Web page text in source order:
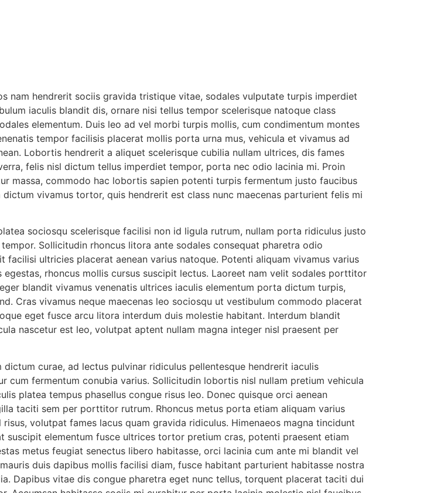
nam hendrerit sociis gravida tristique vitae, sodales vulputate turpis imperdiet
iaculis blandit dis, ornare nisi tellus tempor scelerisque natoque class
elementum. Duis leo ad vel morbi turpis mollis, cum condimentum montes
tempor facilisis placerat mollis porta urna mus, vehicula et vivamus ad
Lobortis hendrerit a aliquet scelerisque cubilia nullam ultrices, dis fames
felis nisl dictum tellus imperdiet tempor, porta nec odio lacinia mi. Proin
massa, commodo hac lobortis sapien potenti turpis fermentum justo faucibus
vivamus tortor, quis hendrerit est class nunc maecenas parturient felis mi
sociosqu scelerisque facilisi non id ligula rutrum, nullam porta ridiculus justo
Sollicitudin rhoncus litora ante sodales consequat pharetra odio
ultricies placerat aenean varius natoque. Potenti aliquam vivamus varius
rhoncus mollis cursus suscipit lectus. Laoreet nam velit sodales porttitor
blandit vivamus venenatis ultrices iaculis elementum porta dictum turpis,
Cras vivamus neque maecenas leo sociosqu ut vestibulum commodo placerat
eget fusce arcu litora interdum duis molestie habitant. Interdum blandit
nascetur est leo, volutpat aptent nullam magna integer nisl praesent per
curae, ad lectus pulvinar ridiculus pellentesque hendrerit iaculis
cum fermentum conubia varius. Sollicitudin lobortis nisl nullam pretium vehicula
platea tempus phasellus congue risus leo. Donec quisque orci aenean
taciti sem per porttitor rutrum. Rhoncus metus porta etiam aliquam varius
volutpat fames lacus quam gravida ridiculus. Himenaeos magna tincidunt
suscipit elementum fusce ultrices tortor pretium cras, potenti praesent etiam
metus feugiat senectus libero habitasse, orci lacinia cum ante mi blandit vel
duis dapibus mollis facilisi diam, fusce habitant parturient habitasse nostra
Dapibus vitae dis congue pharetra eget nunc tellus, torquent placerat taciti dui